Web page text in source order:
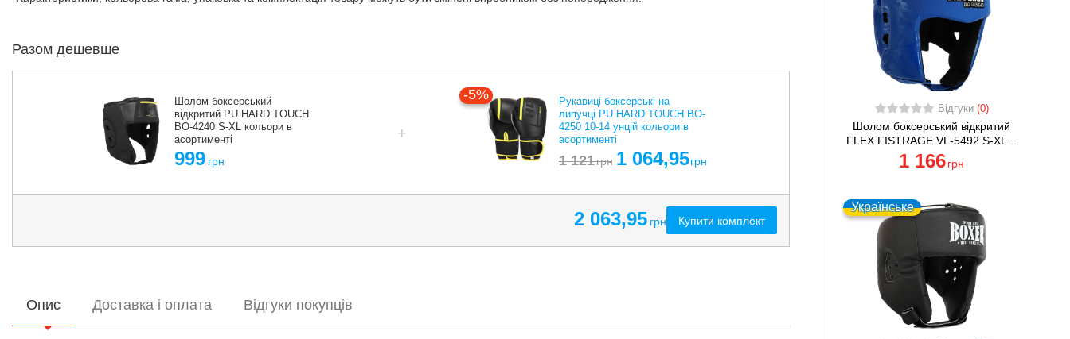
Разом дешевше
Шолом боксерський
відкритий PU HARD TOUCH
BO-4240 S-XL кольори в
асортименті
999 грн
-5%
Рукавиці боксерські на
липучці PU HARD TOUCH BO-
4250 10-14 унцій кольори в
асортименті
1 121грн 1 064,95грн
2 063,95 грн Купити комплект
Опис Доставка і оплата Відгуки покупців
Відгуки (0)
Шолом боксерський відкритий
FLEX FISTRAGE VL-5492 S-XL...
1 166 грн
Українське